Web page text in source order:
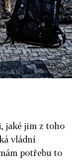
jaké jim z toho
vládní
potřebu to